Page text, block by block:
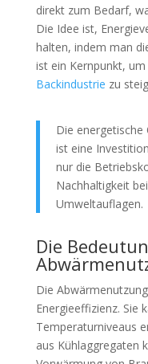
direkt zum Bedarf,
Die Idee ist,
halten, indem man
ist ein Kernpunkt, um
Backindustrie zu
Die
ist eine
nur die
Nachhaltigkeit
Umweltauflagen.
Die
Die
Energieeffizienz. Sie
Temperaturniveaus
aus Kühlaggregaten